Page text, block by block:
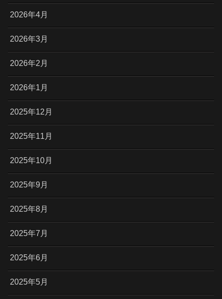
2026年4月
2026年3月
2026年2月
2026年1月
2025年12月
2025年11月
2025年10月
2025年9月
2025年8月
2025年7月
2025年6月
2025年5月